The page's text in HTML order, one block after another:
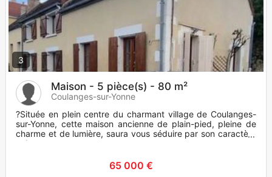
3
Maison - 5 pièce(s) - 80 m²
Coulanges-sur-Yonne
?Située en plein centre du charmant village de Coulanges-
sur-Yonne, cette maison ancienne de plain-pied, pleine de
charme et de lumière, saura vous séduire par son caractère
unique
65 000 €